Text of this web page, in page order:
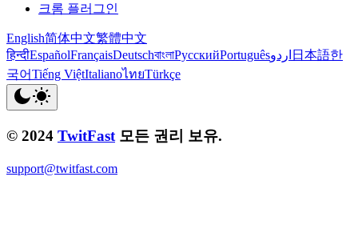
크롬 플러그인
English简体中文繁體中文
हिन्दीEspañolFrançaisDeutschবাংলাРусскийPortuguêsاردو 日本語한
국어Tiếng ViệtItalianoไทยTürkçe
© 2024 TwitFast 모든 권리 보유.
support@twitfast.com